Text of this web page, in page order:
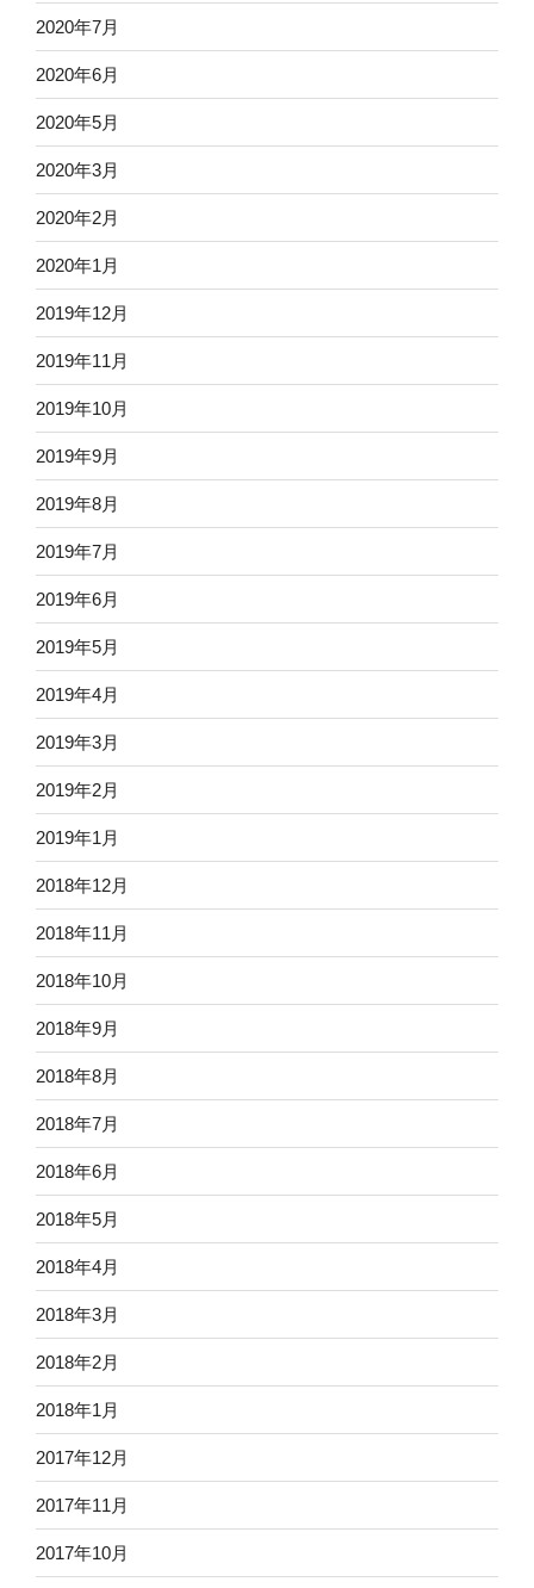
2020年7月
2020年6月
2020年5月
2020年3月
2020年2月
2020年1月
2019年12月
2019年11月
2019年10月
2019年9月
2019年8月
2019年7月
2019年6月
2019年5月
2019年4月
2019年3月
2019年2月
2019年1月
2018年12月
2018年11月
2018年10月
2018年9月
2018年8月
2018年7月
2018年6月
2018年5月
2018年4月
2018年3月
2018年2月
2018年1月
2017年12月
2017年11月
2017年10月